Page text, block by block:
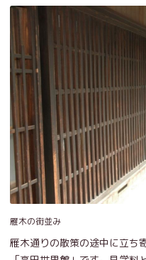
雁木の街並み
雁木通りの散策の途中に立ち